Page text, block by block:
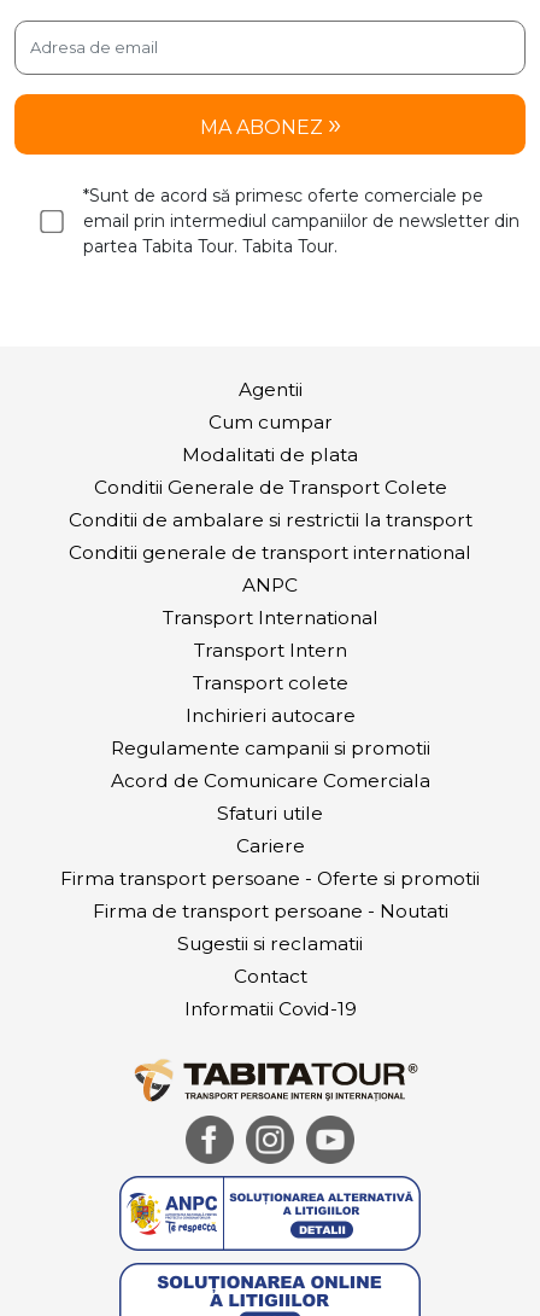
MA ABONEZ
*Sunt de acord să primesc oferte comerciale pe
email prin intermediul campaniilor de newsletter din
partea Tabita Tour. Tabita Tour.
Agentii
Cum cumpar
Modalitati de plata
Conditii Generale de Transport Colete
Conditii de ambalare si restrictii la transport
Conditii generale de transport international
ANPC
Transport International
Transport Intern
Transport colete
Inchirieri autocare
Regulamente campanii si promotii
Acord de Comunicare Comerciala
Sfaturi utile
Cariere
Firma transport persoane - Oferte si promotii
Firma de transport persoane - Noutati
Sugestii si reclamatii
Contact
Informatii Covid-19